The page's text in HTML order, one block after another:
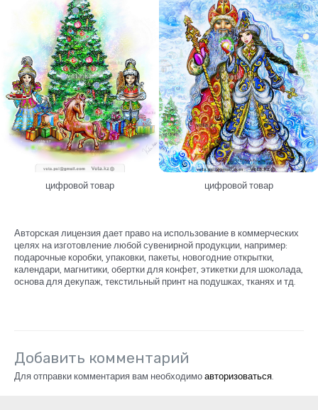
цифровой товар цифровой товар
Авторская лицензия дает право на использование в коммерческих
целях на изготовление любой сувенирной продукции, например:
подарочные коробки, упаковки, пакеты, новогодние открытки,
календари, магнитики, обертки для конфет, этикетки для шоколада,
основа для декупаж, текстильный принт на подушках, тканях и тд.
Добавить комментарий
Для отправки комментария вам необходимо авторизоваться